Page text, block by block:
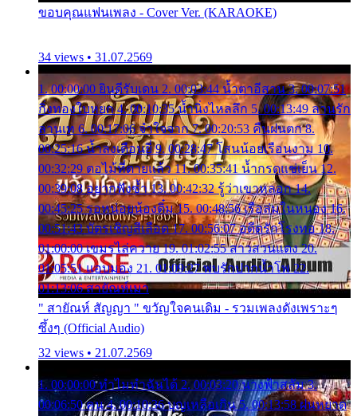
ขอบคุณแฟนเพลง - Cover Ver. (KARAOKE)
34 views • 31.07.2569
1. 00:00:00 ยินดีรับเดน 2. 00:03:44 น้ำตาอีสาน 3. 00:07:51
กิ่งทองใบหยก 4. 00:10:35 น้ำนิ่งไหลลึก 5. 00:13:49 ลานรัก
ลานเท 6. 00:17:06 จำใจจาก 7. 00:20:53 คืนฝนตก 8.
00:25:16 น้ำลงเดือนยี่ 9. 00:28:47 โสนน้อยเรือนงาม 10.
00:32:29 ตอไม้ที่ตายแล้ว 11. 00:35:41 น้ำกรดแช่เย็น 12.
00:39:08 อยากฟังซ้ำ 13. 00:42:32 รู้ว่าเขาหลอก 14.
00:45:25 รอหน่อยน้องติ๋ม 15. 00:48:56 เรือล่มในหนอง 16.
00:51:43 บัตรเชิญสีเลือด 17. 00:56:07 อดีตรักโรงทอ 18.
01:00:00 เขมรไล่ควาย 19. 01:02:55 สาวสวนแตง 20.
01:05:51 แอบมอง 21. 01:09:27 พบรักปากน้ำโพ 22.
01:13:06 สายัณห์เมา
" สายัณห์ สัญญา " ขวัญใจคนเดิม - รวมเพลงดังเพราะๆ
ซึ้งๆ (Official Audio)
32 views • 21.07.2569
1. 00:00:00 ทำไมทำฉันได้ 2. 00:03:20 นางฟ้าสลัม 3.
00:06:50 คน 4. 00:10:36 บุญเหลือเกิน 5. 00:13:58 ฝนหยาด